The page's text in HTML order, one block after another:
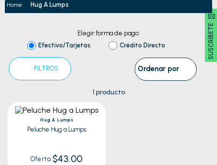
SUSCRÍBETE 🖂
Hug A Lumps
Elegir forma de pago:
Efectivo/Tarjetas
Crédito Directo
FILTROS Ordenar por
1 producto
Hug A Lumps
Peluche Hug a Lumps
Oferta $43.00